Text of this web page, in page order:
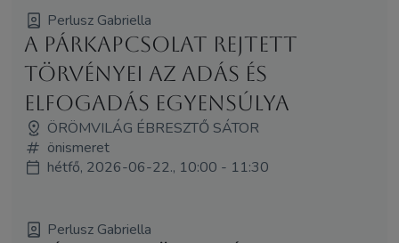
Perlusz Gabriella
A párkapcsolat rejtett
törvényei az adás és
elfogadás egyensúlya
ÖRÖMVILÁG ÉBRESZTŐ SÁTOR
önismeret
hétfő, 2026-06-22., 10:00 - 11:30
Perlusz Gabriella